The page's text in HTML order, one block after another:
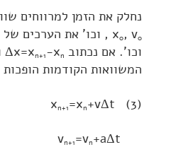
נחלק את הזמן למרווחים
x0, v0 , וכו' את הערכים של x ו-v בזמנים
וכו'. אם נכתוב
Δx=xn+1-xn
המשוואות הקודמות
(3)
xn+1=xn+vΔt
vn+1=vn+aΔt